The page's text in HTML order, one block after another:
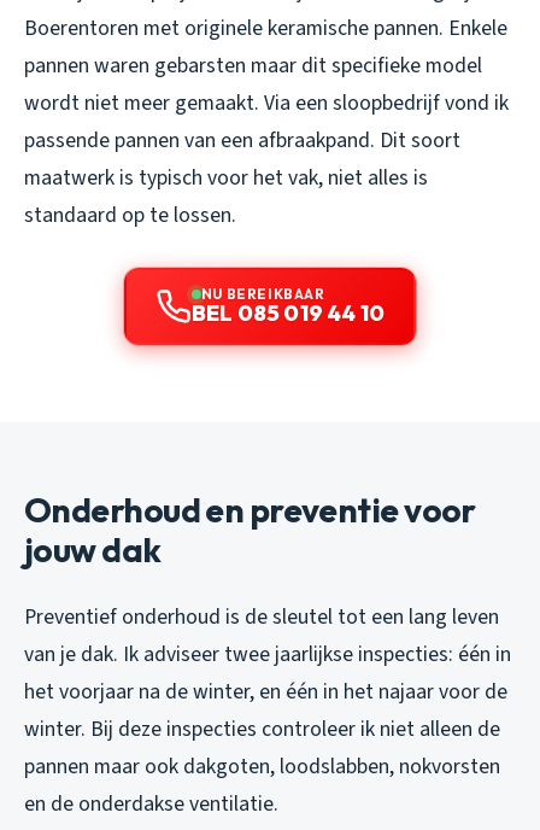
Boerentoren met originele keramische pannen. Enkele
pannen waren gebarsten maar dit specifieke model
wordt niet meer gemaakt. Via een sloopbedrijf vond ik
passende pannen van een afbraakpand. Dit soort
maatwerk is typisch voor het vak, niet alles is
standaard op te lossen.
NU BEREIKBAAR
BEL 085 019 44 10
Onderhoud en preventie voor
jouw dak
Preventief onderhoud is de sleutel tot een lang leven
van je dak. Ik adviseer twee jaarlijkse inspecties: één in
het voorjaar na de winter, en één in het najaar voor de
winter. Bij deze inspecties controleer ik niet alleen de
pannen maar ook dakgoten, loodslabben, nokvorsten
en de onderdakse ventilatie.